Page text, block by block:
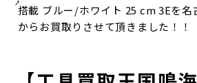
搭載 ブルー/ホワイト 25 cm 3Eを名
からお買取りさせて頂きました！！